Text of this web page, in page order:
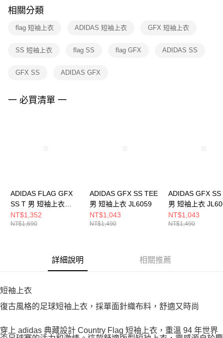
※ 交易是否成功請以「AFTEE先享後付 」之結帳頁面顯示為準，若有關於
是否繳費成功／繳費後需取消欲退款等相關疑問，請聯繫「AFTEE先享後付
客戶支援中心」 https://netprotections.freshdesk.com/support/home
１．透過由恩沛科技股份有限公司提供之「AFTEE先享後付」服務完成之交
權轉讓予恩沛科技股份有限公司。
３．未成年的使用者請事先徵得法定代理人或監護人之同意方可使用
「AFTEE先享後付」，若未經同意申辦者引起之損失，本公司不負相關責
相關分類
flag 短袖上衣 ADIDAS 短袖上衣 GFX 短袖上衣
SS 短袖上衣 flag SS flag GFX ADIDAS SS
GFX SS ADIDAS GFX
一 必買清單 一
ADIDAS FLAG GFX
SS T 男 短袖上衣
KD1430
NT$1,352
NT$1,690
ADIDAS GFX SS TEE
男 短袖上衣 JL6059
NT$1,043
NT$1,490
ADIDAS GFX SS
男 短袖上衣
NT$1,043
NT$1,490
詳細說明 相關推薦
短袖上衣
復古風格的足球短袖上衣，採單面針織布料，舒適又時尚
穿上 adidas 典藏設計 Country Flag 短袖上衣，重溫 94 年世界